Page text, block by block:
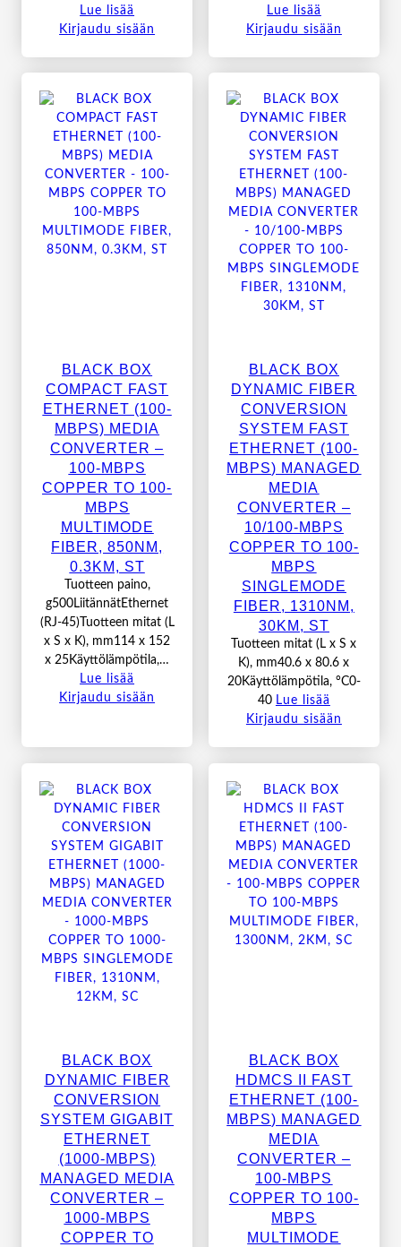
Lue lisää
Kirjaudu sisään
Lue lisää
Kirjaudu sisään
BLACK BOX
COMPACT FAST
ETHERNET (100-
MBPS) MEDIA
CONVERTER –
100-MBPS
COPPER TO 100-
MBPS
MULTIMODE
FIBER, 850NM,
0.3KM, ST
Tuotteen paino,
g500LiitännätEthernet
(RJ-45)Tuotteen mitat (L
x S x K), mm114 x 152
x 25Käyttölämpötila,…
Lue lisää
Kirjaudu sisään
BLACK BOX
DYNAMIC FIBER
CONVERSION
SYSTEM FAST
ETHERNET (100-
MBPS) MANAGED
MEDIA
CONVERTER –
10/100-MBPS
COPPER TO 100-
MBPS
SINGLEMODE
FIBER, 1310NM,
30KM, ST
Tuotteen mitat (L x S x
K), mm40.6 x 80.6 x
20Käyttölämpötila, °C0-
40 Lue lisää
Kirjaudu sisään
BLACK BOX
DYNAMIC FIBER
CONVERSION
SYSTEM GIGABIT
ETHERNET
(1000-MBPS)
MANAGED MEDIA
CONVERTER –
1000-MBPS
COPPER TO
BLACK BOX
HDMCS II FAST
ETHERNET (100-
MBPS) MANAGED
MEDIA
CONVERTER –
100-MBPS
COPPER TO 100-
MBPS
MULTIMODE